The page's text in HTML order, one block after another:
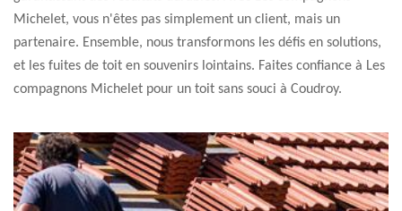
Michelet, vous n'êtes pas simplement un client, mais un
partenaire. Ensemble, nous transformons les défis en solutions,
et les fuites de toit en souvenirs lointains. Faites confiance à Les
compagnons Michelet pour un toit sans souci à Coudroy.